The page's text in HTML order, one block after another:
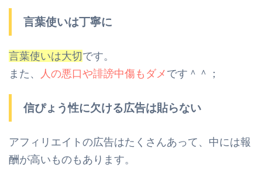
言葉使いは丁寧に
言葉使いは大切です。
また、
人の悪口や誹謗中傷もダメです＾＾；
信ぴょう性に欠ける広告は貼らない
アフィリエイトの広告はたくさんあって、中には報
酬が高いものもあります。